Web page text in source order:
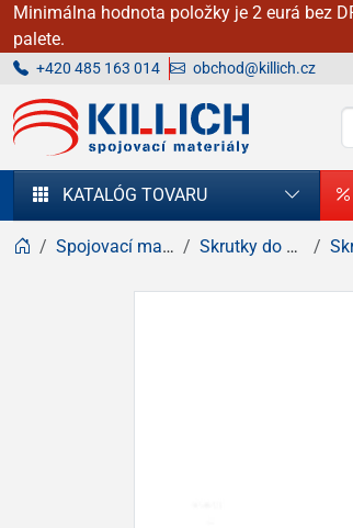
Minimálna hodnota položky je 2 eurá bez
palete.
+420 485 163 014 obchod@killich.cz
KILLICH - Spojovacie materiály
KATALÓG TOVARU
Spojovací materiál Skrutky do dreva